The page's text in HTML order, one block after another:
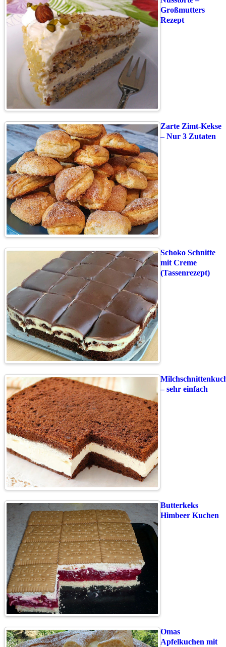
Großmutters
Rezept
Zarte Zimt-Kekse
– Nur 3 Zutaten
Schoko Schnitte
mit Creme
(Tassenrezept)
– sehr einfach
Butterkeks
Himbeer Kuchen
Omas
Apfelkuchen mit